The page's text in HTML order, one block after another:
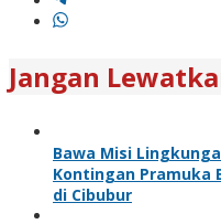
Jangan
Bawa Misi
Kontingan Pramuka
di Cibubur